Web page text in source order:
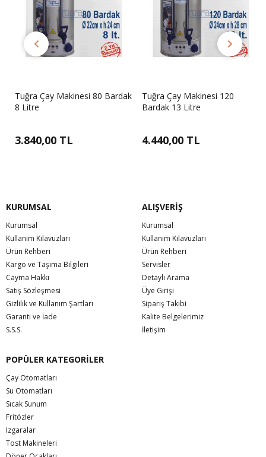
Tuğra Çay Makinesi 80 Bardak
8 Litre
3.840,00 TL
Tuğra Çay Makinesi 120
Bardak 13 Litre
4.440,00 TL
KURUMSAL
Kurumsal
Kullanım Kılavuzları
Ürün Rehberi
Kargo ve Taşıma Bilgileri
Cayma Hakkı
Satış Sözleşmesi
Gizlilik ve Kullanım Şartları
Garanti ve İade
S.S.S.
ALIŞVERİŞ
Kurumsal
Kullanım Kılavuzları
Ürün Rehberi
Servisler
Detaylı Arama
Üye Girişi
Sipariş Takibi
Kalite Belgelerimiz
İletişim
POPÜLER KATEGORİLER
Çay Otomatları
Su Otomatları
Sıcak Sunum
Fritözler
Izgaralar
Tost Makineleri